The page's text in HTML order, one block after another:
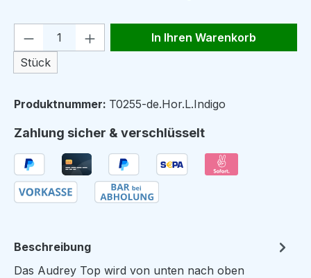
Produkt Anzahl: Gib den
Stück
In Ihren Warenkorb
Produktnummer: T0255-de.Hor.L.Indigo
Zahlung sicher & verschlüsselt
Beschreibung
Das Audrey Top wird von unten nach oben